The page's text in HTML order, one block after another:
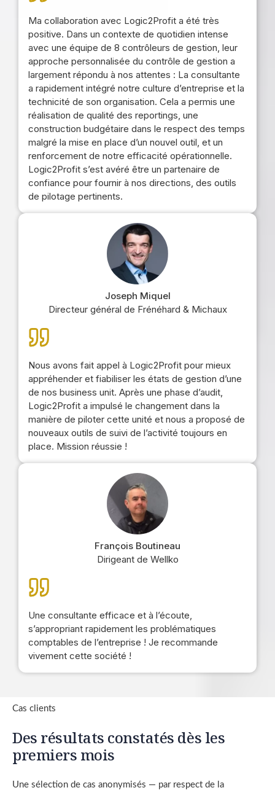
Ma collaboration avec Logic2Profit a été très
positive. Dans un contexte de quotidien intense
avec une équipe de 8 contrôleurs de gestion, leur
approche personnalisée du contrôle de gestion a
largement répondu à nos attentes : La consultante
a rapidement intégré notre culture d’entreprise et la
technicité de son organisation. Cela a permis une
réalisation de qualité des reportings, une
construction budgétaire dans le respect des temps
malgré la mise en place d’un nouvel outil, et un
renforcement de notre efficacité opérationnelle.
Logic2Profit s’est avéré être un partenaire de
confiance pour fournir à nos directions, des outils
de pilotage pertinents.
Joseph Miquel
Directeur général de Frénéhard & Michaux
Nous avons fait appel à Logic2Profit pour mieux
appréhender et fiabiliser les états de gestion d’une
de nos business unit. Après une phase d’audit,
Logic2Profit a impulsé le changement dans la
manière de piloter cette unité et nous a proposé de
nouveaux outils de suivi de l’activité toujours en
place. Mission réussie !
François Boutineau
Dirigeant de Wellko
Une consultante efficace et à l’écoute,
s’appropriant rapidement les problématiques
comptables de l’entreprise ! Je recommande
vivement cette société !
Cas clients
Des résultats constatés dès les
premiers mois
Une sélection de cas anonymisés — par respect de la